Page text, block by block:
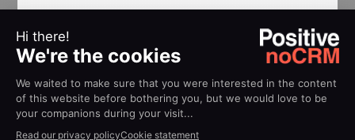
Il est aussi possible de l'adapter au type
d'entreprise prospectée. Par exemple s'il s'agit
d'une entreprise cotée, vous pouvez insister sur
vos recherches internet ou sur l'annual report :
« Après avoir lu votre rapport annuel sur
votre site Web, il semble que vous soyez sur